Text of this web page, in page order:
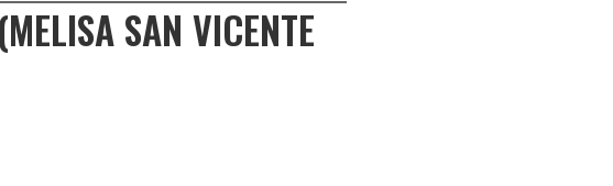
(MELISA SAN VICENTE